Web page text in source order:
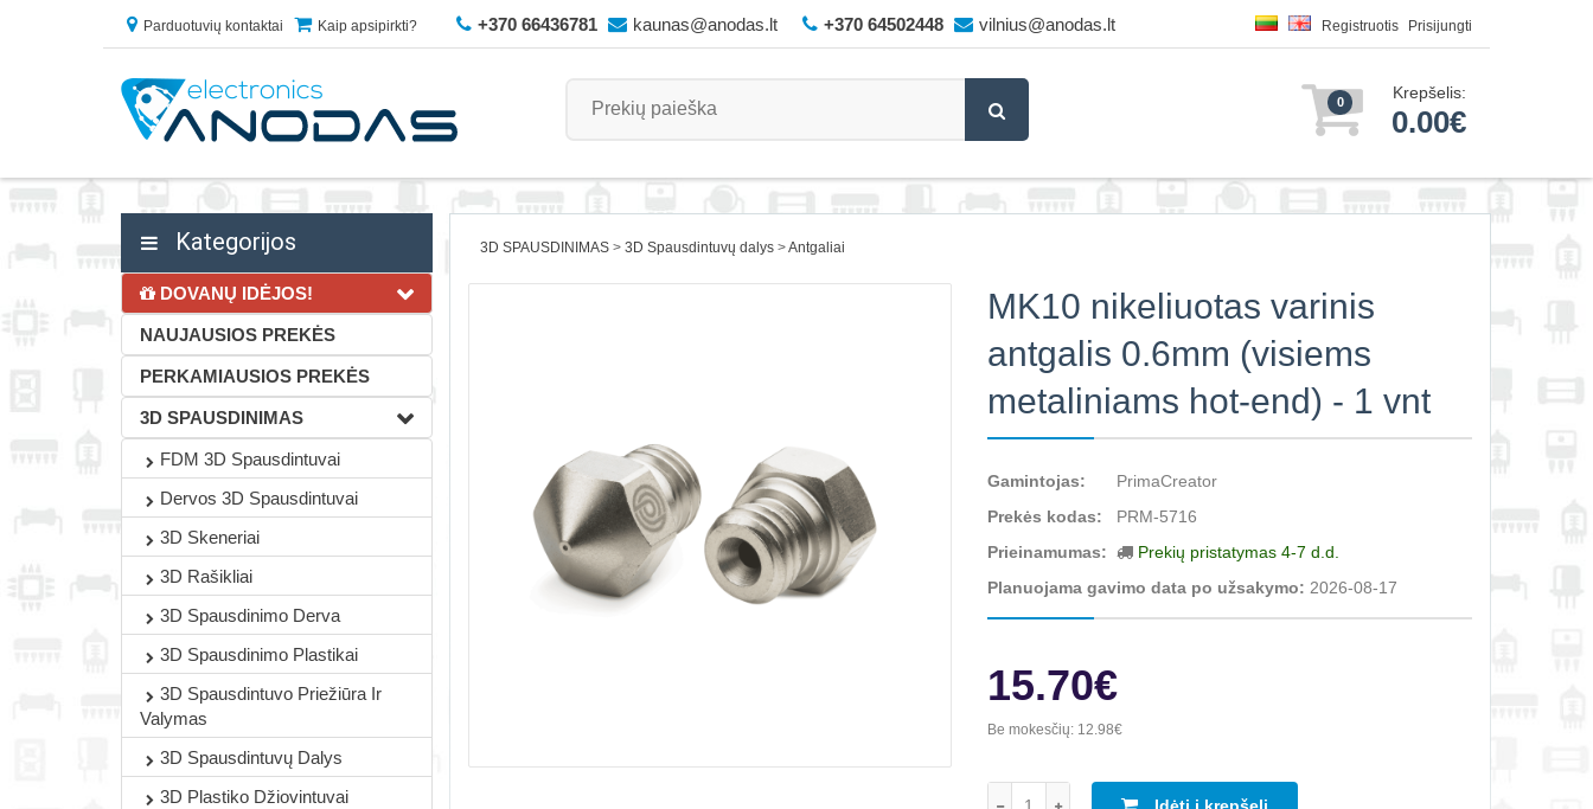
Parduotuvių kontaktai Kaip apsipirkti? +370 66436781 kaunas@anodas.lt +370 64502448 vilnius@anodas.lt Registruotis Prisijungti
0 Krepšelis:
0.00€
Kategorijos
DOVANŲ IDĖJOS!
NAUJAUSIOS PREKĖS
PERKAMIAUSIOS PREKĖS
3D SPAUSDINIMAS
FDM 3D Spausdintuvai
Dervos 3D Spausdintuvai
3D Skeneriai
3D Rašikliai
3D Spausdinimo Derva
3D Spausdinimo Plastikai
3D Spausdintuvo Priežiūra Ir
Valymas
3D Spausdintuvų Dalys
3D Plastiko Džiovintuvai
3D SPAUSDINIMAS 3D Spausdintuvų dalys Antgaliai
MK10 nikeliuotas varinis
antgalis 0.6mm (visiems
metaliniams hot-end) - 1 vnt
Gamintojas:
PrimaCreator
Prekės kodas:
PRM-5716
Prieinamumas:
Prekių pristatymas 4-7 d.d.
Planuojama gavimo data po užsakymo: 2026-08-17
15.70€
Be mokesčių: 12.98€